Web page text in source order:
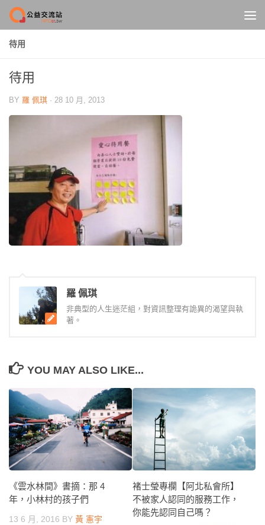
Skip to content
待用
待用
BY 羅 佩琪 · 28 10 月, 2013
羅 佩琪
非典型的人生迷茫組，對資訊整理有詭異的渴望與執
著。
YOU MAY ALSO LIKE...
《雲水林間》書摘：那 4
年，小林村的孩子們
13 6 月, 2016 BY 黃 憲宇
褚士瑩專欄【阿北私會所】
不被家人認同的服務工作，
你能先認同自己嗎？